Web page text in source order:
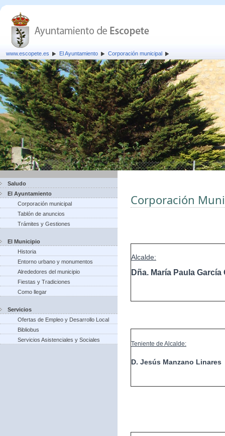
www.escopete.es El Ayuntamiento Corporación municipal
Saludo
El Ayuntamiento
Corporación municipal
Tablón de anuncios
Trámites y Gestiones
El Municipio
Historia
Entorno urbano y monumentos
Alrededores del municipio
Fiestas y Tradiciones
Como llegar
Servicios
Ofertas de Empleo y Desarrollo Local
Bibliobus
Servicios Asistenciales y Sociales
Corporación
Alcalde:
Dña. María Paula
Teniente de Alcalde:
D. Jesús Manzano Linares